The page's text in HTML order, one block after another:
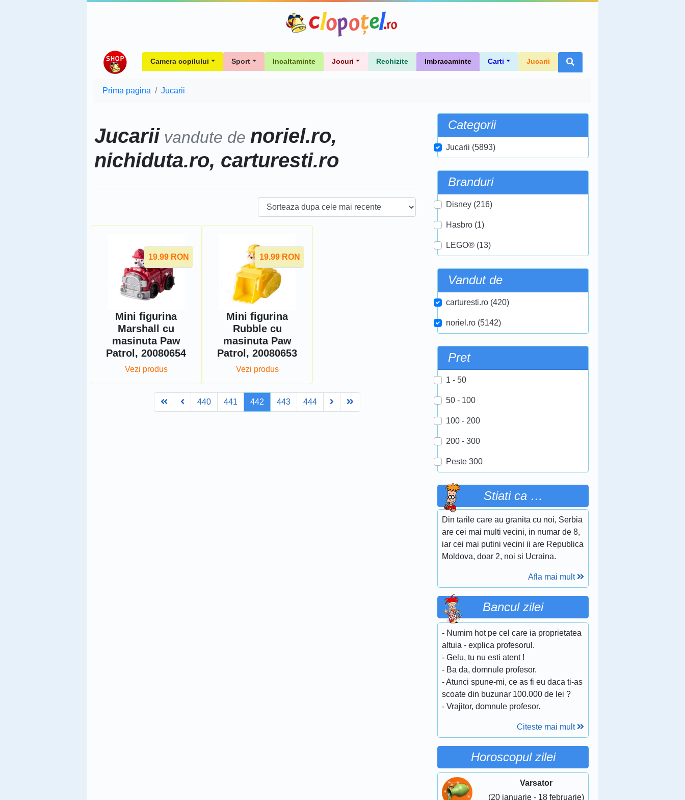
Camera copilului Sport Incaltaminte Jocuri Rechizite Imbracaminte Carti Jucarii
Prima pagina Jucarii
Jucarii vandute de noriel.ro,
nichiduta.ro, carturesti.ro
19.99 RON
Mini figurina
Marshall cu
masinuta Paw
Patrol, 20080654
Vezi produs
19.99 RON
Mini figurina
Rubble cu
masinuta Paw
Patrol, 20080653
Vezi produs
FirstPrev440 441 442 443 444 Next
Categorii
Jucarii (5893)
Branduri
Disney (216)
Hasbro (1)
LEGO® (13)
Vandut de
carturesti.ro (420)
noriel.ro (5142)
Pret
1 - 50
50 - 100
100 - 200
200 - 300
Peste 300
Stiati ca …
Din tarile care au granita cu noi, Serbia
are cei mai multi vecini, in numar de 8,
iar cei mai putini vecini ii are Republica
Moldova, doar 2, noi si Ucraina.
Afla mai mult
Bancul zilei
- Numim hot pe cel care ia proprietatea
altuia - explica profesorul.
- Gelu, tu nu esti atent !
- Ba da, domnule profesor.
- Atunci spune-mi, ce as fi eu daca ti-as
scoate din buzunar 100.000 de lei ?
- Vrajitor, domnule profesor.
Citeste mai mult
Horoscopul zilei
Varsator
(20 ianuarie - 18 februarie)